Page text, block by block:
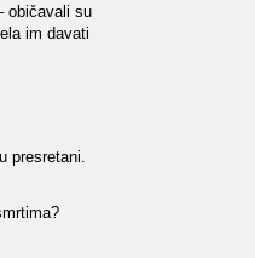
običavali su
im davati
presretani.